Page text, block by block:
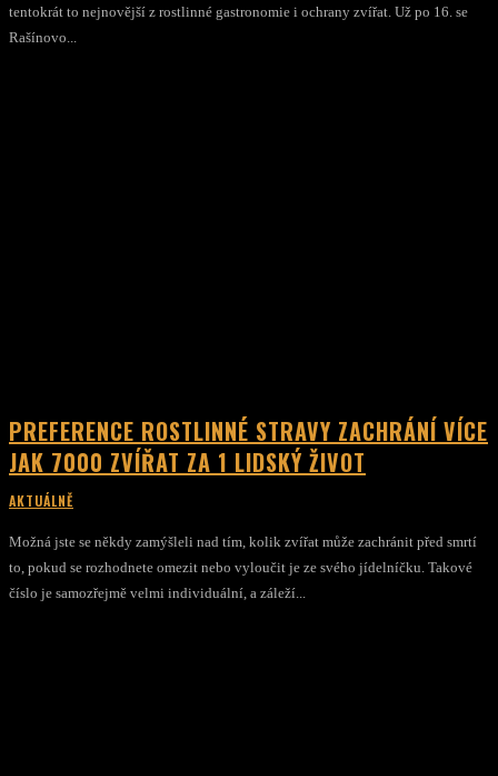
tentokrát to nejnovější z rostlinné gastronomie i ochrany zvířat. Už po 16. se
Rašínovo...
PREFERENCE ROSTLINNÉ STRAVY ZACHRÁNÍ VÍCE
JAK 7000 ZVÍŘAT ZA 1 LIDSKÝ ŽIVOT
AKTUÁLNĚ
Možná jste se někdy zamýšleli nad tím, kolik zvířat může zachránit před smrtí
to, pokud se rozhodnete omezit nebo vyloučit je ze svého jídelníčku. Takové
číslo je samozřejmě velmi individuální, a záleží...